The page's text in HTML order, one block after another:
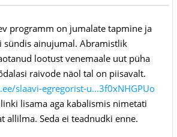
programm on jumalate tapmine ja
sündis ainujumal. Abramistlik
lootust venemaale uut püha
raivode näol tal on piisavalt.
slaavi-egregorist-u...3f0xNHGPUo
lisama aga kabalismis nimetati
allilma. Seda ei teadnudki enne.